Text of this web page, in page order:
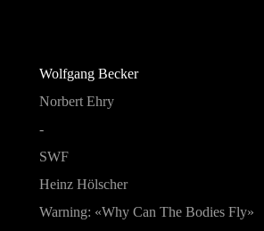
Wolfgang Becker
Norbert Ehry
-
SWF
Heinz Hölscher
Warning: «Why Can The Bodies Fly»